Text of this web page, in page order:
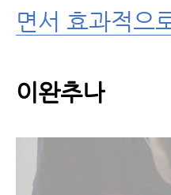
척추분리증
면서 효과적으
이완추나